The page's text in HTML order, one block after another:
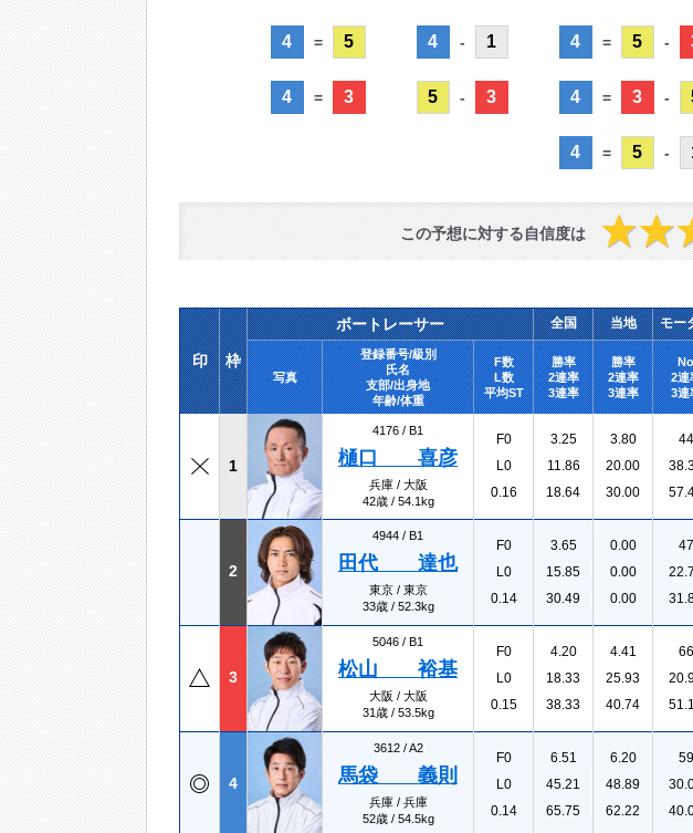
4 = 5
4 = 3
4 - 1
5 - 3
4 = 5 -
4 = 3 -
4 = 5 -
この予想に対する自信度は
印 枠
ボートレーサー 全国 当地 モー
写真
登録番号/級別
氏名
支部/出身地
年齢/体重
F数
L数
平均ST
勝率
2連率
3連率
勝率
2連率
3連率
No
2連
3連
1
4176 / B1
樋口 喜彦
兵庫 / 大阪
42歳 / 54.1kg
F0
L0
0.16
3.25
11.86
18.64
3.80
20.00
30.00
44
2
4944 / B1
田代 達也
東京 / 東京
33歳 / 52.3kg
F0
L0
0.14
3.65
15.85
30.49
0.00
0.00
0.00
47
3
5046 / B1
松山 裕基
大阪 / 大阪
31歳 / 53.5kg
F0
L0
0.15
4.20
18.33
38.33
4.41
25.93
40.74
66
4
3612 /A2
馬袋 義則
兵庫 / 兵庫
52歳 / 54.5kg
F0
L0
0.14
6.51
45.21
65.75
6.20
48.89
62.22
59